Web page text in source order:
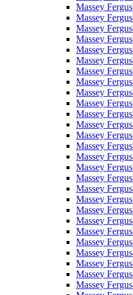
Massey
Massey
Massey
Massey
Massey
Massey
Massey
Massey
Massey
Massey
Massey
Massey
Massey
Massey
Massey
Massey
Massey
Massey
Massey
Massey
Massey
Massey
Massey
Massey
Massey
Massey
Massey